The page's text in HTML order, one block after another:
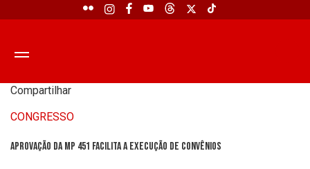
Compartilhar
CONGRESSO
Aprovação da MP 451 facilita a execução de convênios